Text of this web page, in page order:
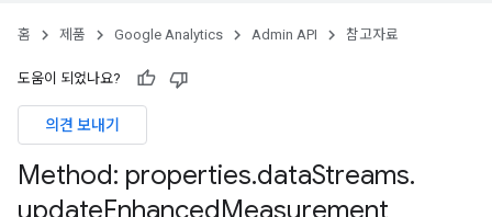
홈 제품 Google Analytics Admin API 참고자료
도움이 되었나요?
의견 보내기
Method: properties.dataStreams.
updateEnhancedMeasurement